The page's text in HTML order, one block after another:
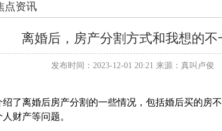
点资讯
离婚后，房产分割方式和我想的不
发布时间：2023-12-01 20:21 来源：真叫卢俊
了离婚后房产分割的一些情况，包括婚后买的房
财产等问题。